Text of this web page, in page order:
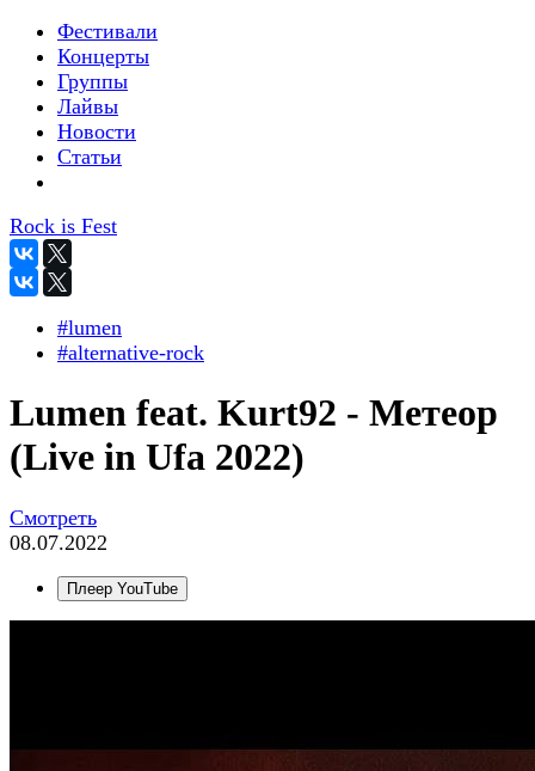
Фестивали
Концерты
Группы
Лайвы
Новости
Статьи
Rock is Fest
#lumen
#alternative-rock
Lumen feat. Kurt92 - Метеор
(Live in Ufa 2022)
Смотреть
08.07.2022
Плеер YouTube